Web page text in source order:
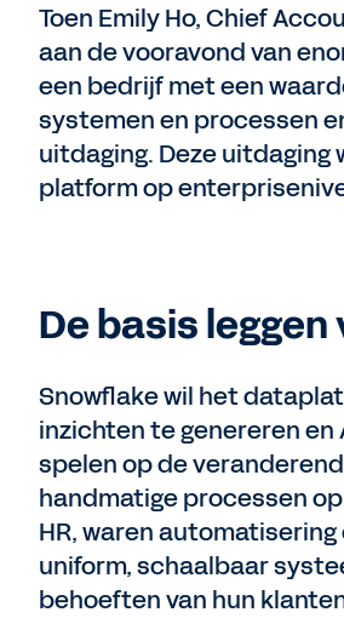
Toen Emily Ho, Chief
aan de vooravond van
een bedrijf met een
systemen en processen
uitdaging. Deze uitdaging
platform op
De basis
Snowflake wil het
inzichten te genereren
spelen op de
handmatige processen
HR, waren
uniform, schaalbaar
behoeften van hun